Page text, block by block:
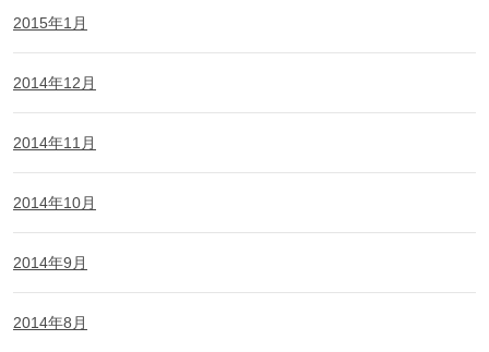
2015年1月
2014年12月
2014年11月
2014年10月
2014年9月
2014年8月